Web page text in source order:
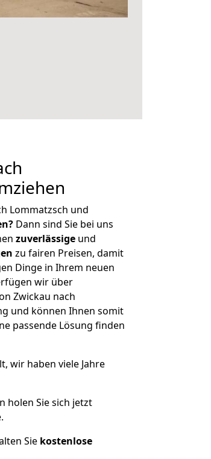
Lommatzsch und
Dann sind Sie bei uns
zuverlässige und
zu fairen Preisen, damit
Dinge in Ihrem neuen
wir über
Zwickau nach
und können Ihnen somit
passende Lösung finden
wir haben viele Jahre
holen Sie sich jetzt
Sie kostenlose